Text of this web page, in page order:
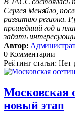
Сергея Меняйло,
развитию региона.
прошедший год и
задать
Автор:
0 Комментарии
Рейтинг статьи: Нет
Московская
новый этап